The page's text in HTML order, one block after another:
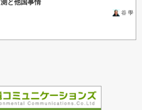
測と他国事情
谷 學